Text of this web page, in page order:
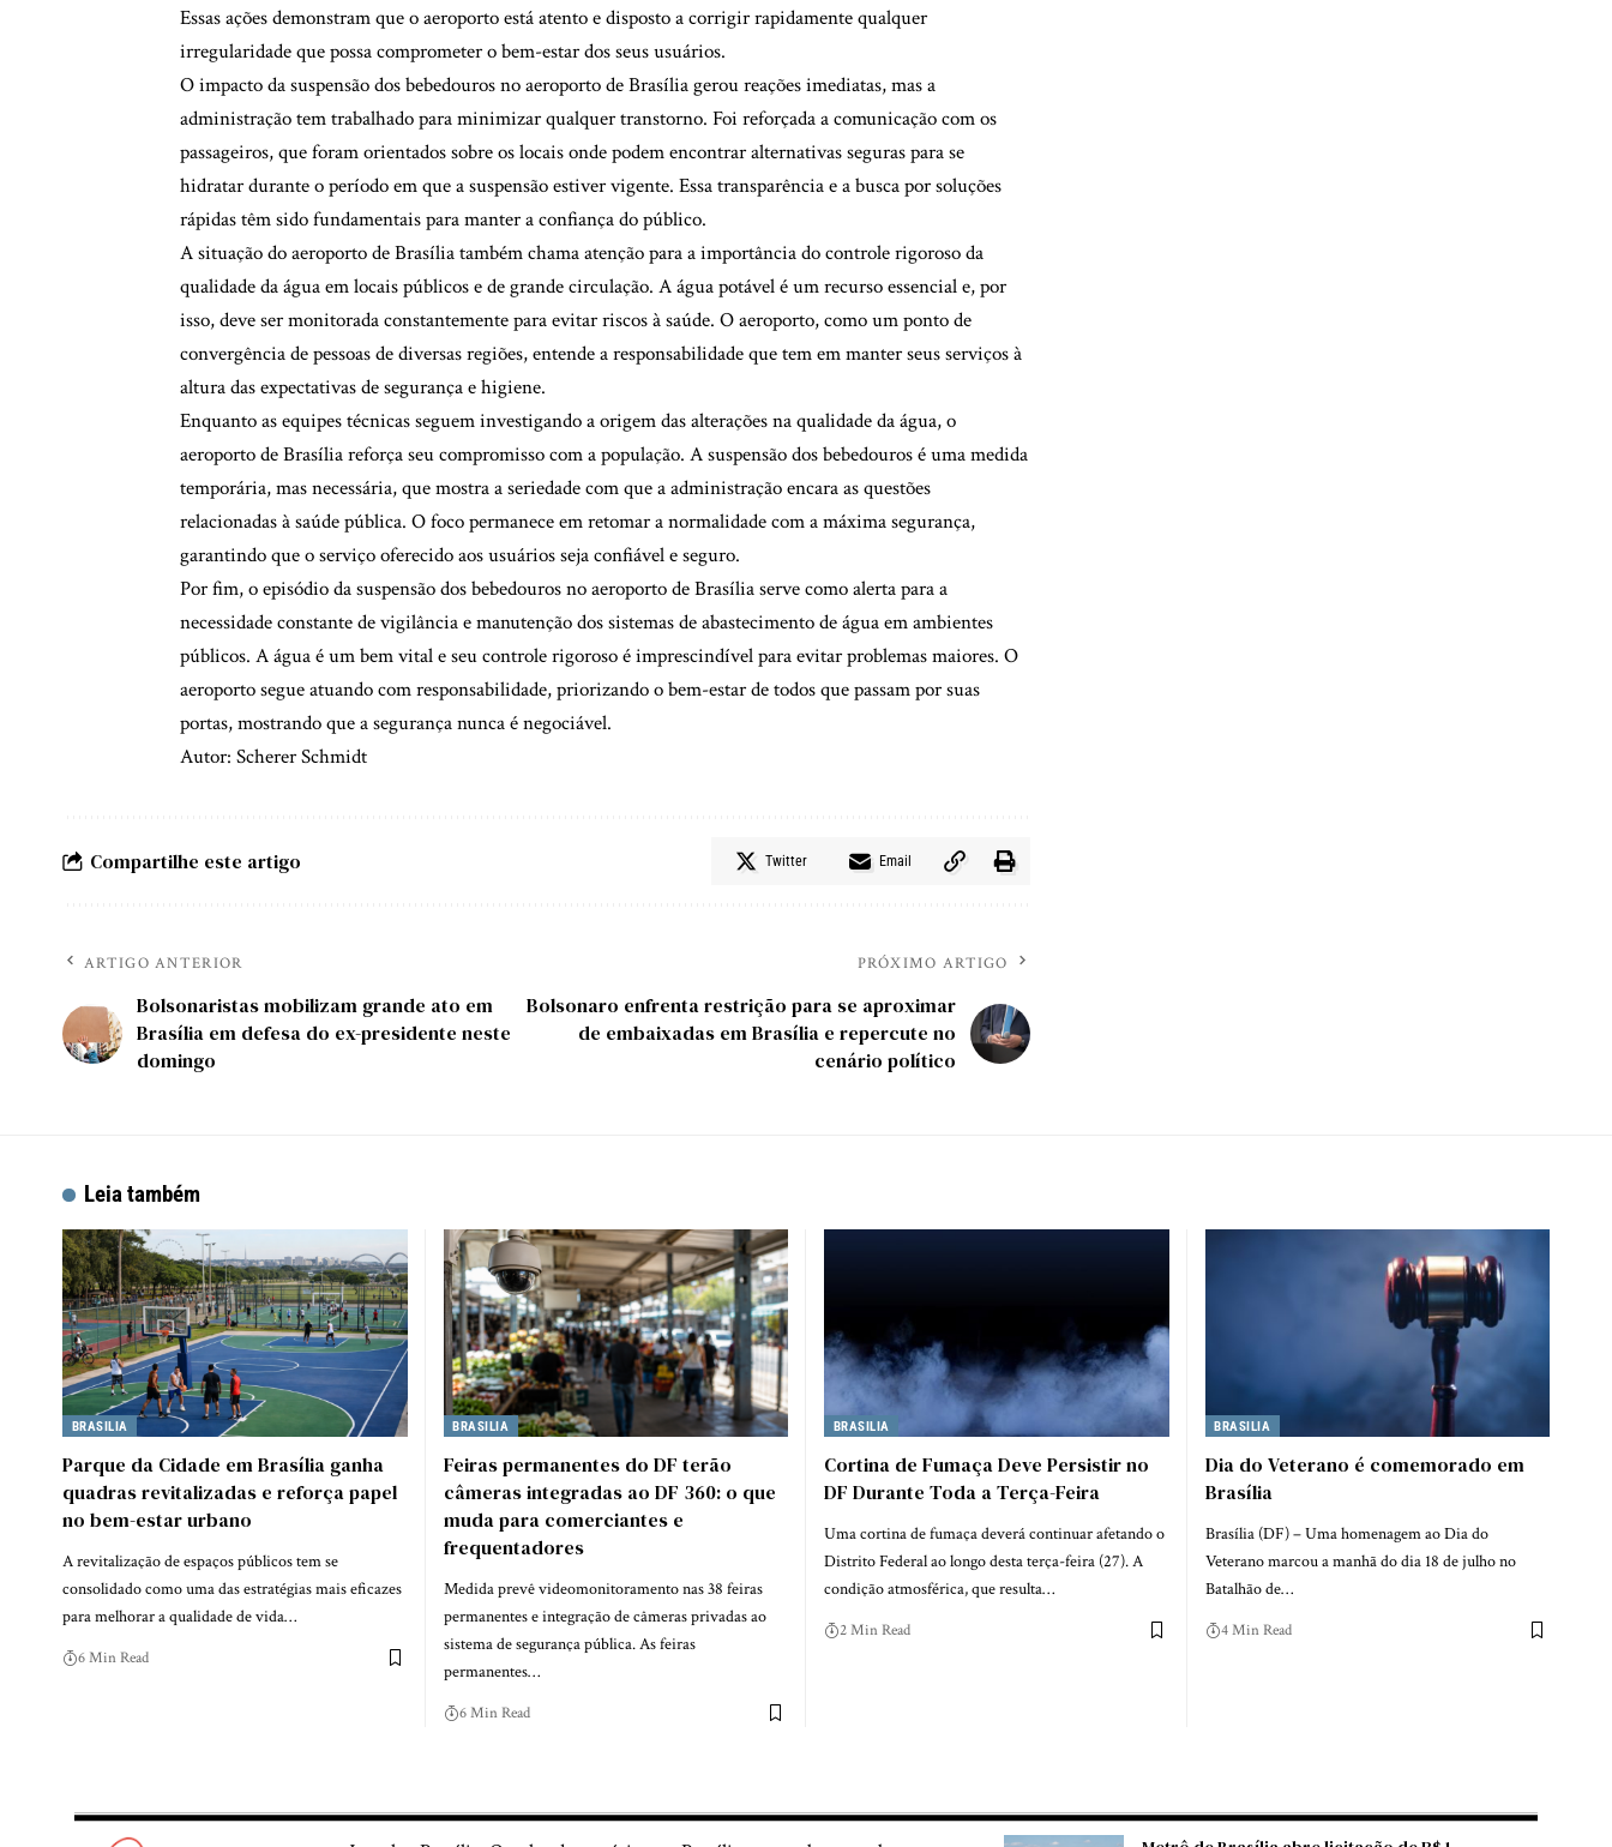
Essas ações demonstram que o aeroporto está atento e disposto a corrigir rapidamente qualquer
irregularidade que possa comprometer o bem-estar dos seus usuários.
O impacto da suspensão dos bebedouros no aeroporto de Brasília gerou reações imediatas, mas a
administração tem trabalhado para minimizar qualquer transtorno. Foi reforçada a comunicação com os
passageiros, que foram orientados sobre os locais onde podem encontrar alternativas seguras para se
hidratar durante o período em que a suspensão estiver vigente. Essa transparência e a busca por soluções
rápidas têm sido fundamentais para manter a confiança do público.
A situação do aeroporto de Brasília também chama atenção para a importância do controle rigoroso da
qualidade da água em locais públicos e de grande circulação. A água potável é um recurso essencial e, por
isso, deve ser monitorada constantemente para evitar riscos à saúde. O aeroporto, como um ponto de
convergência de pessoas de diversas regiões, entende a responsabilidade que tem em manter seus serviços à
altura das expectativas de segurança e higiene.
Enquanto as equipes técnicas seguem investigando a origem das alterações na qualidade da água, o
aeroporto de Brasília reforça seu compromisso com a população. A suspensão dos bebedouros é uma medida
temporária, mas necessária, que mostra a seriedade com que a administração encara as questões
relacionadas à saúde pública. O foco permanece em retomar a normalidade com a máxima segurança,
garantindo que o serviço oferecido aos usuários seja confiável e seguro.
Por fim, o episódio da suspensão dos bebedouros no aeroporto de Brasília serve como alerta para a
necessidade constante de vigilância e manutenção dos sistemas de abastecimento de água em ambientes
públicos. A água é um bem vital e seu controle rigoroso é imprescindível para evitar problemas maiores. O
aeroporto segue atuando com responsabilidade, priorizando o bem-estar de todos que passam por suas
portas, mostrando que a segurança nunca é negociável.
Autor: Scherer Schmidt
Compartilhe este artigo Twitter Email
ARTIGO ANTERIOR
Bolsonaristas mobilizam grande ato em
Brasília em defesa do ex-presidente neste
domingo
PRÓXIMO ARTIGO
Bolsonaro enfrenta restrição para se aproximar
de embaixadas em Brasília e repercute no
cenário político
Leia também
BRASILIA
Parque da Cidade em Brasília ganha
quadras revitalizadas e reforça papel
no bem-estar urbano
A revitalização de espaços públicos tem se
consolidado como uma das estratégias mais eficazes
para melhorar a qualidade de vida…
6 Min Read
BRASILIA
Feiras permanentes do DF terão
câmeras integradas ao DF 360: o que
muda para comerciantes e
frequentadores
Medida prevê videomonitoramento nas 38 feiras
permanentes e integração de câmeras privadas ao
sistema de segurança pública. As feiras
permanentes…
6 Min Read
BRASILIA
Cortina de Fumaça Deve Persistir no
DF Durante Toda a Terça-Feira
Uma cortina de fumaça deverá continuar afetando o
Distrito Federal ao longo desta terça-feira (27). A
condição atmosférica, que resulta…
2 Min Read
BRASILIA
Dia do Veterano é comemorado em
Brasília
Brasília (DF) – Uma homenagem ao Dia do
Veterano marcou a manhã do dia 18 de julho no
Batalhão de…
4 Min Read